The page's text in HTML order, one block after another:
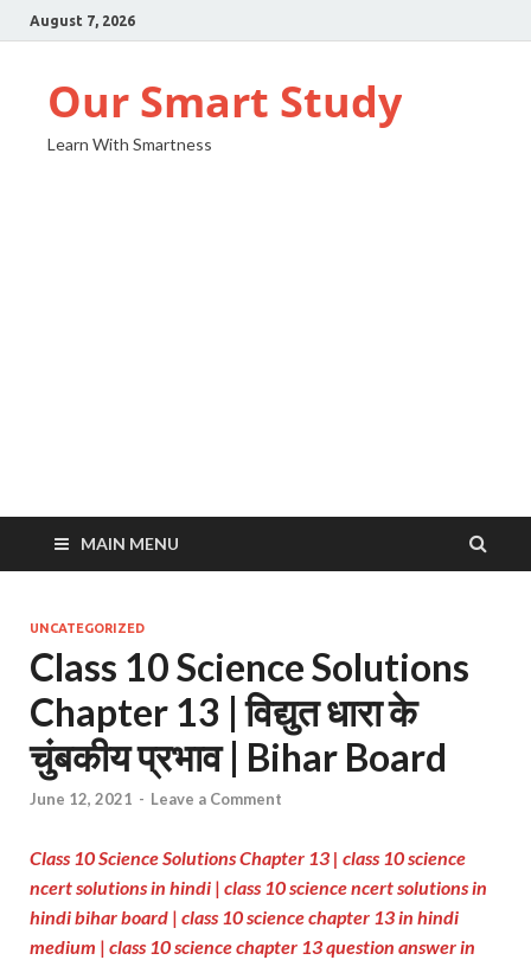
August 7, 2026
Our Smart Study
Learn With Smartness
MAIN MENU
UNCATEGORIZED
Class 10 Science Solutions
Chapter 13 | विद्युत धारा के
चुंबकीय प्रभाव | Bihar Board
June 12, 2021 - Leave a Comment
Class 10 Science Solutions Chapter 13 | class 10 science
ncert solutions in hindi | class 10 science ncert solutions in
hindi bihar board | class 10 science chapter 13 in hindi
medium | class 10 science chapter 13 question answer in